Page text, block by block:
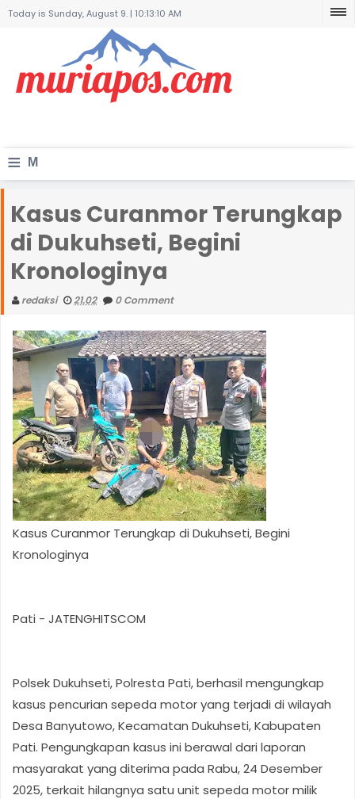
Today is Sunday, August 9. | 10:13:10 AM
≡ M
n
u
Kasus Curanmor Terungkap
di Dukuhseti, Begini
Kronologinya
redaksi 21.02 0 Comment
Kasus Curanmor Terungkap di Dukuhseti, Begini
Kronologinya
Pati - JATENGHITSCOM
Polsek Dukuhseti, Polresta Pati, berhasil mengungkap
kasus pencurian sepeda motor yang terjadi di wilayah
Desa Banyutowo, Kecamatan Dukuhseti, Kabupaten
Pati. Pengungkapan kasus ini berawal dari laporan
masyarakat yang diterima pada Rabu, 24 Desember
2025, terkait hilangnya satu unit sepeda motor milik